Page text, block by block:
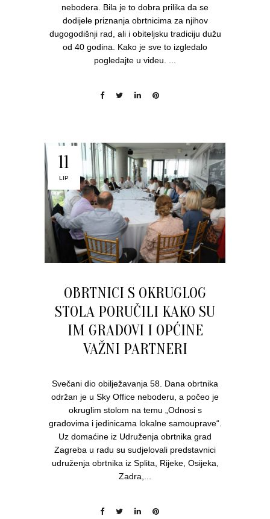
nebodera. Bila je to dobra prilika da se
dodijele priznanja obrtnicima za njihov
dugogodišnji rad, ali i obiteljsku tradiciju dužu
od 40 godina. Kako je sve to izgledalo
pogledajte u videu. ...
11
LIP
OBRTNICI S OKRUGLOG
STOLA PORUČILI KAKO SU
IM GRADOVI I OPĆINE
VAŽNI PARTNERI
Svečani dio obilježavanja 58. Dana obrtnika
održan je u Sky Office neboderu, a počeo je
okruglim stolom na temu „Odnosi s
gradovima i jedinicama lokalne samouprave“.
Uz domaćine iz Udruženja obrtnika grad
Zagreba u radu su sudjelovali predstavnici
udruženja obrtnika iz Splita, Rijeke, Osijeka,
Zadra,...